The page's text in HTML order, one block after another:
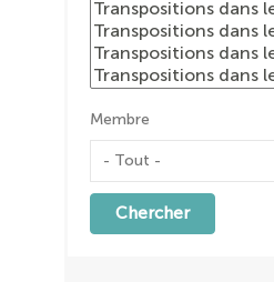
Membre